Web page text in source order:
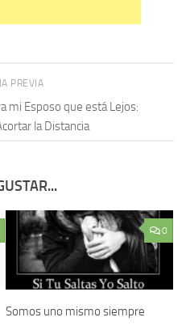
PREVIA
mi Esposo que está Lejos:
la Distancia
0
Somos uno mismo siempre